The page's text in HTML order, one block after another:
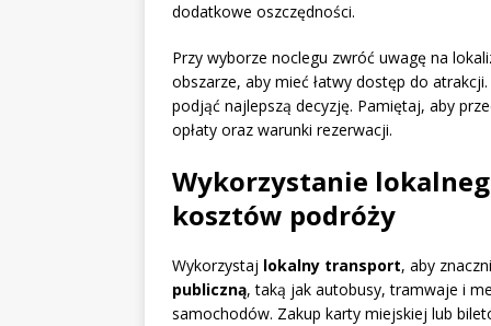
dodatkowe oszczędności.
Przy wyborze noclegu zwróć uwagę na
obszarze, aby mieć łatwy dostęp do
podjąć najlepszą decyzję. Pamiętaj, aby
opłaty oraz warunki rezerwacji.
Wykorzystanie
kosztów podróży
Wykorzystaj lokalny transport, aby
publiczną, taką jak autobusy, tramwaje i
samochodów. Zakup karty miejskiej lub